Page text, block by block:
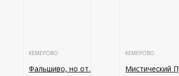
КЕМЕРОВО
Фальшиво, но от...
КЕМЕРОВО
Мистический